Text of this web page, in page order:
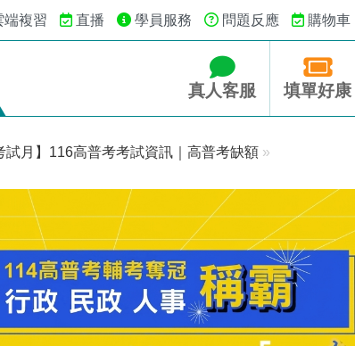
端複習 直播 學員服務 問題反應 購物車
真人客服 填單好康
試月】116高普考考試資訊｜高普考缺額 »